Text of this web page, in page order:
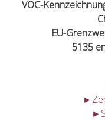
VOC-
EU-
5135